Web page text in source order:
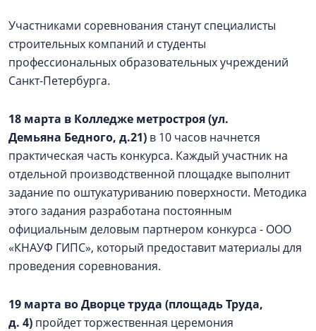
Участниками соревнования станут специалисты
строительных компаний и студенты
профессиональных образовательных учреждений
Санкт-Петербурга.
18 марта в Колледже метростроя (ул.
Демьяна Бедного, д.21) в 10 часов начнется
практическая часть конкурса. Каждый участник на
отдельной производственной площадке выполнит
задание по оштукатуриванию поверхности. Методика
этого задания разработана постоянным
официальным деловым партнером конкурса - ООО
«КНАУФ ГИПС», который предоставит материалы для
проведения соревнования.
19 марта во Дворце труда (площадь Труда,
д. 4) пройдет торжественная церемония